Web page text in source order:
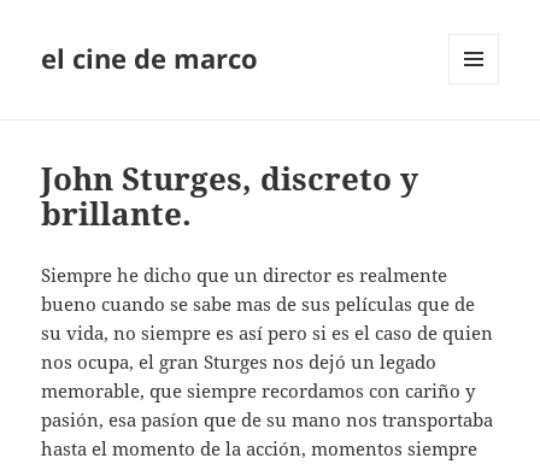
el cine de marco
John Sturges, discreto y
brillante.
Siempre he dicho que un director es realmente
bueno cuando se sabe mas de sus películas que de
su vida, no siempre es así pero si es el caso de quien
nos ocupa, el gran Sturges nos dejó un legado
memorable, que siempre recordamos con cariño y
pasión, esa pasíon que de su mano nos transportaba
hasta el momento de la acción, momentos siempre